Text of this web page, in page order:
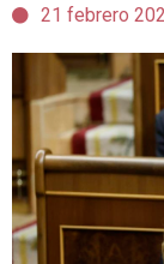
21 febrero